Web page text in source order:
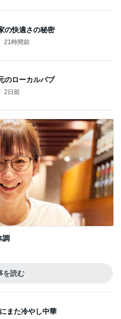
の快適さの秘密
21時間前
のローカルパブ
2日前
調
を読む
また冷やし中華